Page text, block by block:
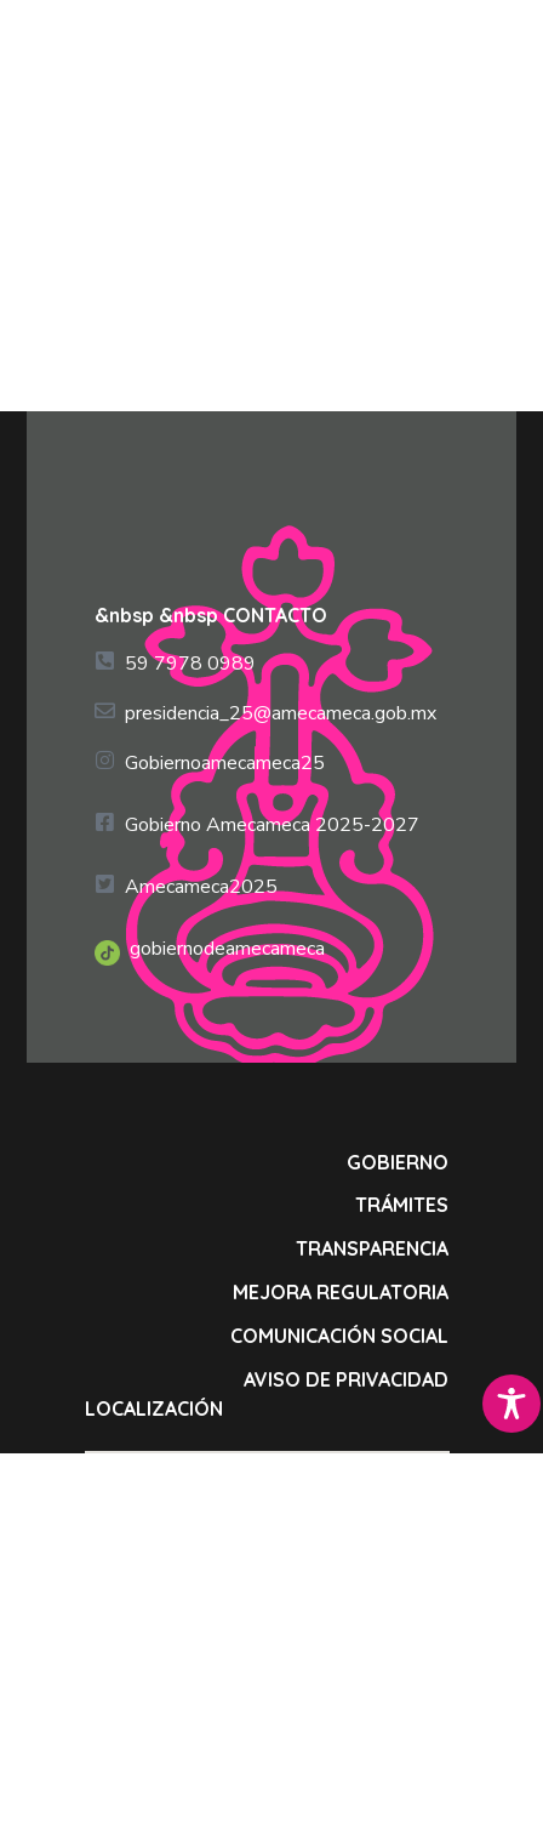
&nbsp &nbsp CONTACTO
59 7978 0989
presidencia_25@amecameca.gob.mx
Gobiernoamecameca25
Gobierno Amecameca 2025-2027
Amecameca2025
gobiernodeamecameca
GOBIERNO
TRÁMITES
TRANSPARENCIA
MEJORA REGULATORIA
COMUNICACIÓN SOCIAL
AVISO DE PRIVACIDAD
LOCALIZACIÓN